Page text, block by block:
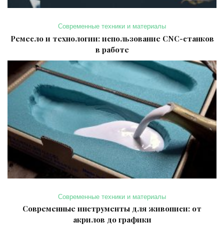
Современные техники и материалы
Ремесло и технологии: использование CNC-станков
в работе
Современные техники и материалы
Современные инструменты для живописи: от
акрилов до графики